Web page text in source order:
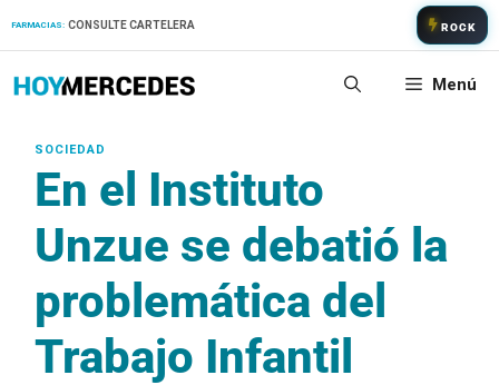
FARMACIAS: CONSULTE CARTELERA ROCK
Menú
En el Instituto
Unzue se debatió la
problemática del
Trabajo Infantil